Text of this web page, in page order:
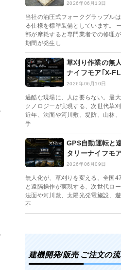
2026年06月13日
当社の油圧式フォークグラップル
る仕様を標準装備としています。
部が摩耗すると専門業者での修理
期間が発生し
草刈り作業の無
ナイフモア｢X-
2026年06月10日
過酷な現場に、人は要らない。最
クノロジーが実現する、次世代草
近年、法面や河川敷、堤防、山林
手
GPS自動運転と
タリーナイフモ
2026年06月09日
無人化が、草刈りを変える。全国
と遠隔操作が実現する、次世代ロ
法面や河川敷、太陽光発電施設、
不
建機開発/販売 ご注文の